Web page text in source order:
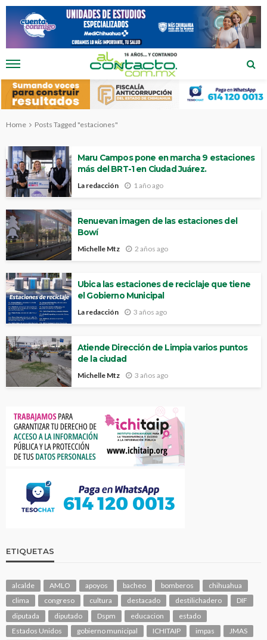
Home Posts Tagged "estaciones"
Maru Campos pone en marcha 9 estaciones
más del BRT-1 en Ciudad Juárez.
La redacción 1 año ago
Renuevan imagen de las estaciones del
Bowí
Michelle Mtz 2 años ago
Ubica las estaciones de reciclaje que tiene
el Gobierno Municipal
La redacción 3 años ago
Atiende Dirección de Limpia varios puntos
de la ciudad
Michelle Mtz 3 años ago
ETIQUETAS
alcalde AMLO apoyos bacheo bomberos
chihuahua
clima
congreso cultura destacado destilichadero
DIF
diputada
diputado Dspm educacion
estado
Estados Unidos
gobierno municipal ICHITAIP impas
JMAS